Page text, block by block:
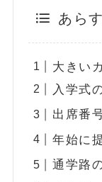
あら
大きい
入学式
出席番
年始に
通学路